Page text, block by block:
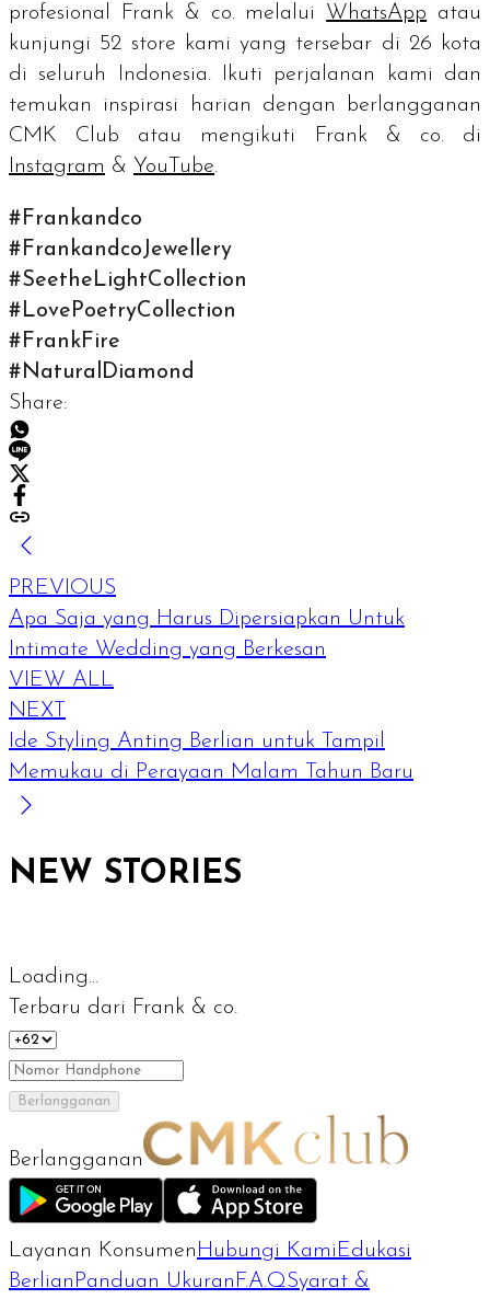
profesional Frank & co. melalui WhatsApp atau
kunjungi 52 store kami yang tersebar di 26 kota
di seluruh Indonesia. Ikuti perjalanan kami dan
temukan inspirasi harian dengan berlangganan
CMK Club atau mengikuti Frank & co. di
Instagram & YouTube.
#Frankandco
#FrankandcoJewellery
#SeetheLightCollection
#LovePoetryCollection
#FrankFire
#NaturalDiamond
Share:
PREVIOUS
Apa Saja yang Harus Dipersiapkan Untuk
Intimate Wedding yang Berkesan
VIEW ALL
NEXT
Ide Styling Anting Berlian untuk Tampil
Memukau di Perayaan Malam Tahun Baru
NEW STORIES
Loading...
Terbaru dari Frank & co.
Berlangganan
Berlangganan
Layanan Konsumen Hubungi Kami Edukasi
Berlian Panduan Ukuran F.A.QSyarat &